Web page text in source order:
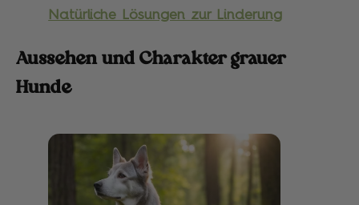
Natürliche Lösungen zur Linderung
Aussehen und Charakter grauer
Hunde